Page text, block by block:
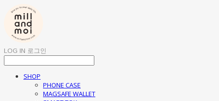
LOG IN 로그인
SHOP
PHONE CASE
MAGSAFE WALLET